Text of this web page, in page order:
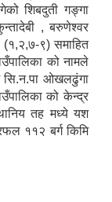
शिबदुती गङ्गा
, बरुणेश्वर
(१,२,७-९) समाहित
को नामले
ओखलढुंगा
को केन्द्र
तह मध्ये यश
११२ बर्ग किमि